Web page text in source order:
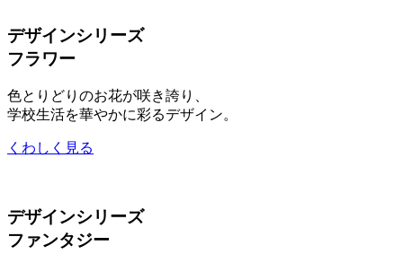
デザインシリーズ
フラワー
色とりどりのお花が咲き誇り、
学校生活を華やかに彩るデザイン。
くわしく見る
デザインシリーズ
ファンタジー